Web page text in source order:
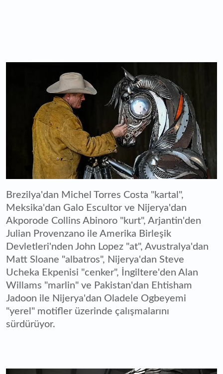
Brezilya'dan Michel Torres Costa "kartal",
Meksika'dan Galo Escultor ve Nijerya'dan
Akporode Collins Abinoro "kurt", Arjantin'den
Julian Provenzano ile Amerika Birleşik
Devletleri'nden John Lopez "at", Avustralya'dan
Matt Sloane "albatros", Nijerya'dan Steve
Ucheka Ekpenisi "cenker", İngiltere'den Alan
Willams "marlin" ve Pakistan'dan Ehtisham
Jadoon ile Nijerya'dan Oladele Ogbeyemi
"yerel" motifler üzerinde çalışmalarını
sürdürüyor.